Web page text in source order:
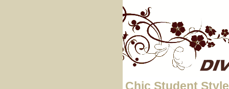
Chic Student Style